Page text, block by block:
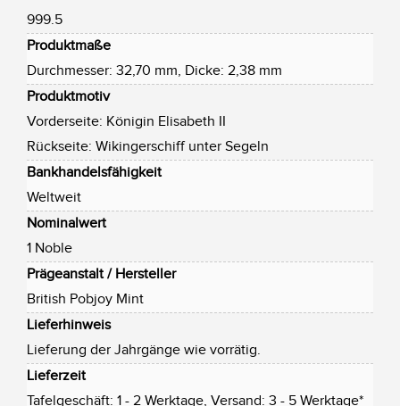
999.5
Produktmaße
Durchmesser: 32,70 mm, Dicke: 2,38 mm
Produktmotiv
Vorderseite: Königin Elisabeth II
Rückseite: Wikingerschiff unter Segeln
Bankhandelsfähigkeit
Weltweit
Nominalwert
1 Noble
Prägeanstalt / Hersteller
British Pobjoy Mint
Lieferhinweis
Lieferung der Jahrgänge wie vorrätig.
Lieferzeit
Tafelgeschäft: 1 - 2 Werktage, Versand: 3 - 5 Werktage*